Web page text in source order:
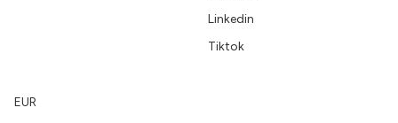
Linkedin
Tiktok
EUR